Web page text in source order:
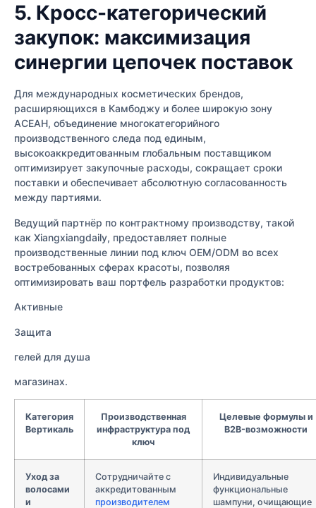
5. Кросс-категорический
закупок: максимизация
синергии цепочек поставок
Для международных косметических брендов,
расширяющихся в Камбоджу и более широкую зону
АСЕАН, объединение многокатегорийного
производственного следа под единым,
высокоаккредитованным глобальным поставщиком
оптимизирует закупочные расходы, сокращает сроки
поставки и обеспечивает абсолютную согласованность
между партиями.
Ведущий партнёр по контрактному производству, такой
как Xiangxiangdaily, предоставляет полные
производственные линии под ключ OEM/ODM во всех
востребованных сферах красоты, позволяя
оптимизировать ваш портфель разработки продуктов:
Активные
Защита
гелей для душа
магазинах.
Категория
Вертикаль
Производственная
инфраструктура под
ключ
Целевые формулы и
B2B-возможности
Уход за
волосами
и
Сотрудничайте с
аккредитованным
производителем
Индивидуальные
функциональные
шампуни, очищающие